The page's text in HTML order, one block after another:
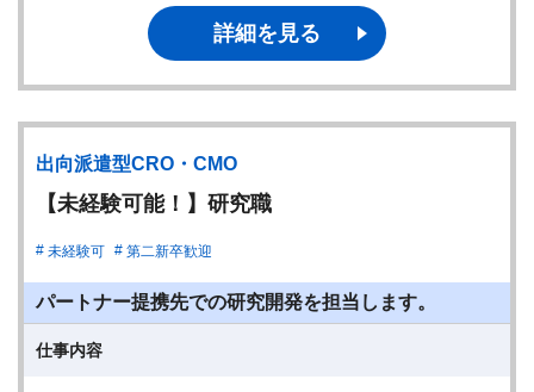
詳細を見る
出向派遣型CRO・CMO
【未経験可能！】研究職
未経験可 第二新卒歓迎
パートナー提携先での研究開発を担当します。
仕事内容